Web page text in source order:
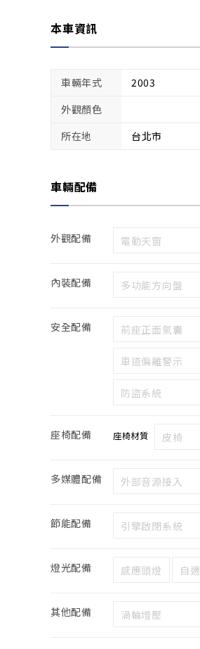
本車資訊
車輛年式 2003
外觀顏色
所在地
台北市
車輛配備
外觀配備 電動天窗
內裝配備 多功能方向盤
安全配備 前座正面氣囊
車道偏離警示
防盜系統
座椅配備 座椅材質 皮椅
多媒體配備 外部音源接入
節能配備 引擎啟閉系統
燈光配備 感應頭燈 自
其他配備 渦輪增壓